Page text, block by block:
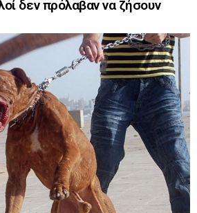
δεν πρόλαβαν να ζήσουν